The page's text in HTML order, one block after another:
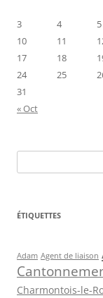
3
4 5
10
11
17
18
24
25
31
« Oct
ÉTIQUETTES
Adam Agent de liaison
Charmontois-le-